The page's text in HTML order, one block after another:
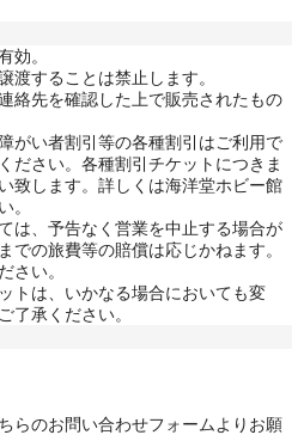
効。
渡することは禁止します。
絡先を確認した上で販売されたもの
がい者割引等の各種割引はご利用で
ださい。各種割引チケットにつきま
致します。詳しくは海洋堂ホビー館
。
は、予告なく営業を中止する場合が
での旅費等の賠償は応じかねます。
さい。
トは、いかなる場合においても変
了承ください。
らのお問い合わせフォームよりお願